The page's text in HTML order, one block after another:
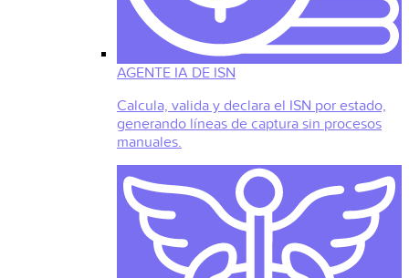
AGENTE IA DE ISN
Calcula, valida y declara el ISN por estado,
generando líneas de captura sin procesos
manuales.